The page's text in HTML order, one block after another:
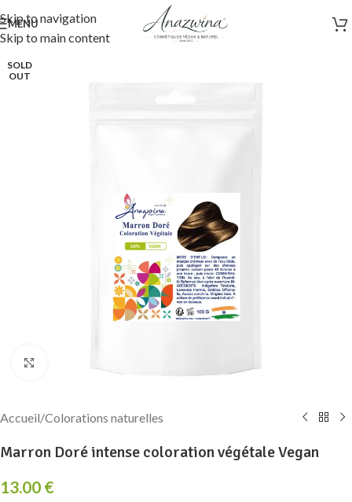
Skip to navigation
Skip to main content
MENU
SOLD
OUT
Accueil/Colorations naturelles
Marron Doré intense coloration végétale Vegan
13.00 €